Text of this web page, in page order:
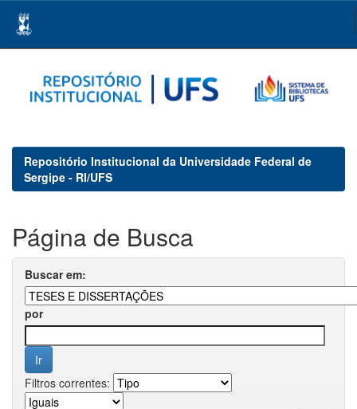
navigation
Repositório Institucional da Universidade Federal de
Sergipe - RI/UFS
Página de Busca
Buscar em:
por
Filtros correntes: